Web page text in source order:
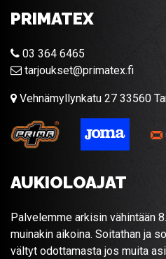
PRIMATEX
03 364 6465
tarjoukset@primatex.fi
Vehnämyllynkatu 27 33560
AUKIOLOAJAT
Palvelemme arkisin vähintään
muinakin aikoina. Soitathan ja
vältyt odottamasta jos muita